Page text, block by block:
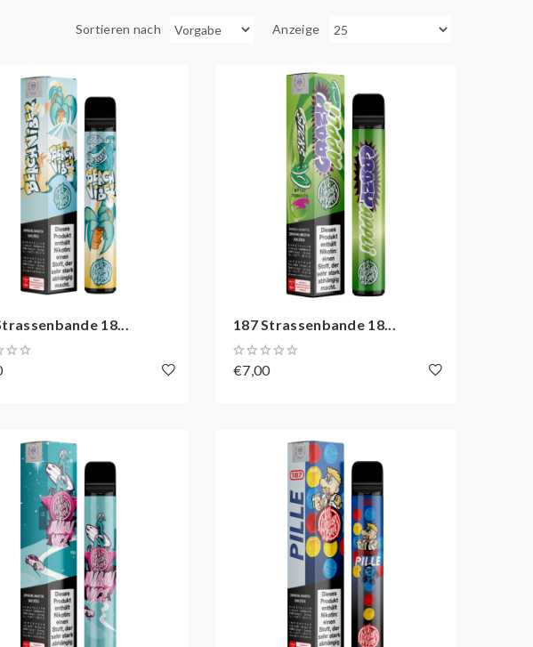
Sortieren nach Anzeige
18... 187 Strassenbande 18...
€7,00